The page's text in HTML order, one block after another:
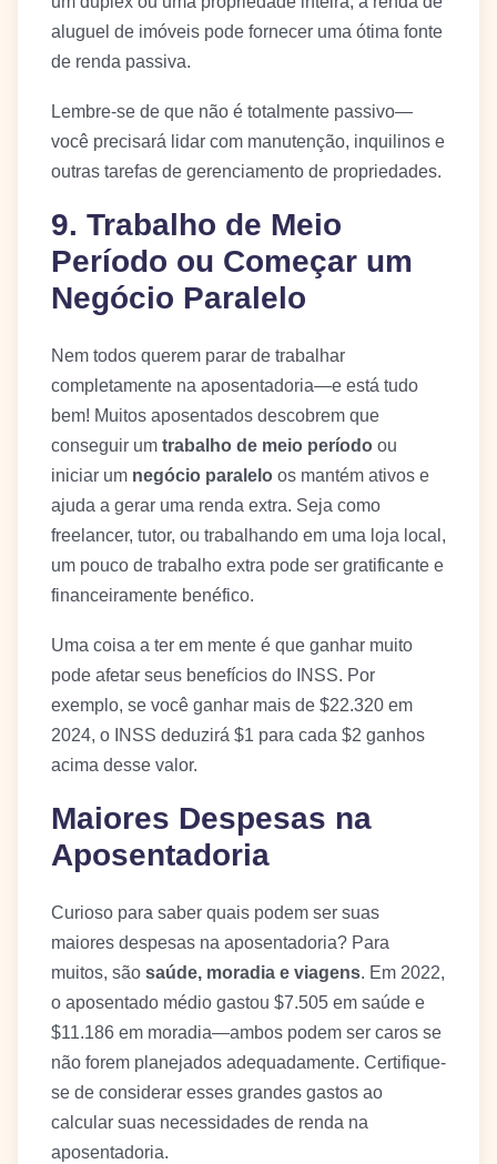
aluguel de imóveis pode fornecer uma ótima fonte
de renda passiva.
Lembre-se de que não é totalmente passivo—
você precisará lidar com manutenção, inquilinos e
outras tarefas de gerenciamento de propriedades.
9. Trabalho de Meio
Período ou Começar um
Negócio Paralelo
Nem todos querem parar de trabalhar
completamente na aposentadoria—e está tudo
bem! Muitos aposentados descobrem que
conseguir um trabalho de meio período ou
iniciar um negócio paralelo os mantém ativos e
ajuda a gerar uma renda extra. Seja como
freelancer, tutor, ou trabalhando em uma loja local,
um pouco de trabalho extra pode ser gratificante e
financeiramente benéfico.
Uma coisa a ter em mente é que ganhar muito
pode afetar seus benefícios do INSS. Por
exemplo, se você ganhar mais de $22.320 em
2024, o INSS deduzirá $1 para cada $2 ganhos
acima desse valor.
Maiores Despesas na
Aposentadoria
Curioso para saber quais podem ser suas
maiores despesas na aposentadoria? Para
muitos, são saúde, moradia e viagens. Em 2022,
o aposentado médio gastou $7.505 em saúde e
$11.186 em moradia—ambos podem ser caros se
não forem planejados adequadamente. Certifique-
se de considerar esses grandes gastos ao
calcular suas necessidades de renda na
aposentadoria.